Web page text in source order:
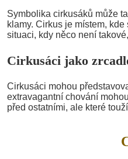
Symbolika cirkusáků může
klamy. Cirkus je místem,
situaci, kdy něco není
Cirkusáci jako
Cirkusáci mohou
extravagantní chování
před ostatními, ale které